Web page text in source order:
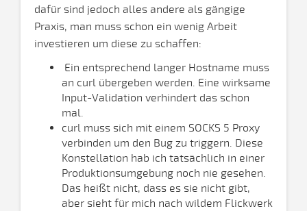
dafür sind jedoch alles andere als gängige
Praxis, man muss schon ein wenig Arbeit
investieren um diese zu schaffen:
Ein entsprechend langer Hostname muss
an curl übergeben werden. Eine wirksame
Input-Validation verhindert das schon
mal.
curl muss sich mit einem SOCKS 5 Proxy
verbinden um den Bug zu triggern. Diese
Konstellation hab ich tatsächlich in einer
Produktionsumgebung noch nie gesehen.
Das heißt nicht, dass es sie nicht gibt,
aber sieht für mich nach wildem Flickwerk